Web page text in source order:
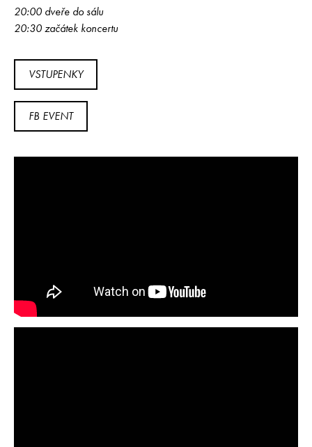
20:00 dveře do sálu
20:30 začátek koncertu
VSTUPENKY
FB EVENT